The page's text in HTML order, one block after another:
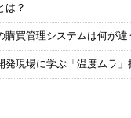
は？
買管理システムは何が違
現場に学ぶ「温度ムラ」